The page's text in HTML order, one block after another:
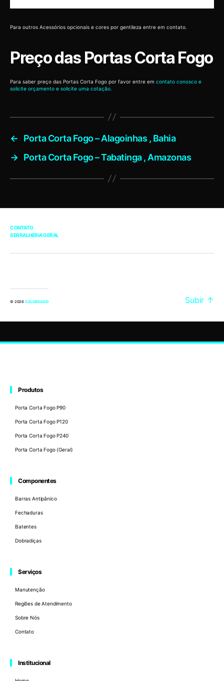
Para outros Acessórios opcionais e cores por gentileza entre em contato.
Preço das Portas Corta Fogo
Para saber preço das Portas Corta Fogo por favor entre em contato conosco e
solicite orçamento e solicite uma cotação.
←
Porta Corta Fogo – Alagoinhas , Bahia
→ Porta Corta Fogo – Tabatinga , Amazonas
CONTATO
SERRALHERIA GERAL
© 2026 SOLOBRASID Subir ↑
Produtos
Porta Corta Fogo P90
Porta Corta Fogo P120
Porta Corta Fogo P240
Porta Corta Fogo (Geral)
Componentes
Barras Antipânico
Fechaduras
Batentes
Dobradiças
Serviços
Manutenção
Regiões de Atendimento
Sobre Nós
Contato
Institucional